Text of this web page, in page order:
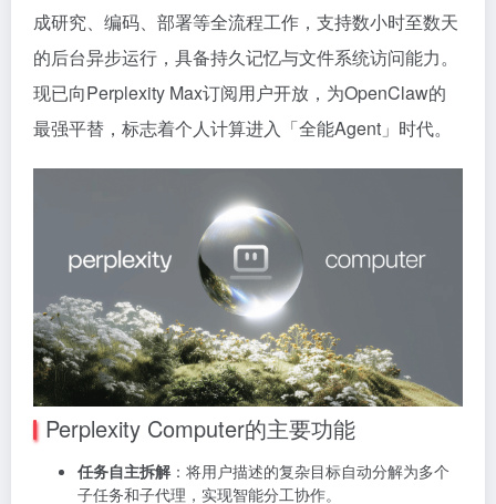
成研究、编码、部署等全流程工作，支持数小时至数天
的后台异步运行，具备持久记忆与文件系统访问能力。
现已向Perplexity Max订阅用户开放，为OpenClaw的
最强平替，标志着个人计算进入「全能Agent」时代。
Perplexity Computer的主要功能
任务自主拆解：将用户描述的复杂目标自动分解为多个
子任务和子代理，实现智能分工协作。